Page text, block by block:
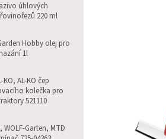
úhlových
220 ml
Hobby olej pro
1l
KO, AL-KO čep
kolečka pro
521110
WOLF-Garten, MTD